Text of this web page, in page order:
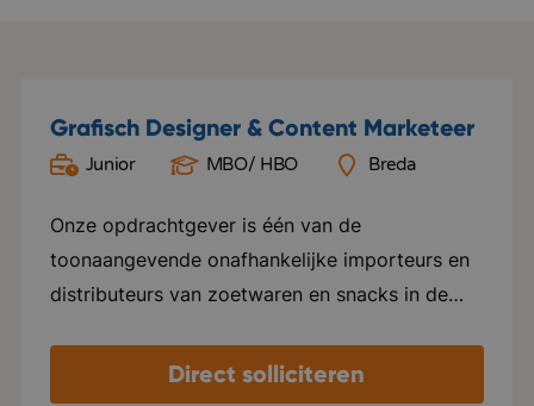
Grafisch Designer & Content Marketeer
Junior MBO/ HBO Breda
Onze opdrachtgever is één van de
toonaangevende onafhankelijke importeurs en
distributeurs van zoetwaren en snacks in de
service naar klanten en richt zich alleen op
producten van hoge kwaliteit. Daarnaast
Direct solliciteren